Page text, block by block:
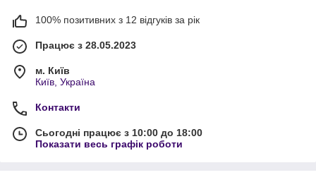
100% позитивних з 12 відгуків за рік
Працює з 28.05.2023
м. Київ
Київ, Україна
Контакти
Сьогодні працює з 10:00 до 18:00
Показати весь графік роботи